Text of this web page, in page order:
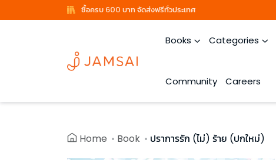
ซื้อครบ 600 บาท จัดส่งฟรีทั่วประเทศ
Books Categories
Community Careers
Home Book ปราการรัก (ไม่) ร้าย (ปกใหม่)